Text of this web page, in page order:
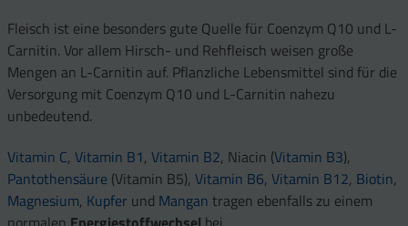
Fleisch ist eine besonders gute Quelle für Coenzym Q10 und L-
Carnitin. Vor allem Hirsch- und Rehfleisch weisen große
Mengen an L-Carnitin auf. Pflanzliche Lebensmittel sind für die
Versorgung mit Coenzym Q10 und L-Carnitin nahezu
unbedeutend.
Vitamin C, Vitamin B1, Vitamin B2, Niacin (Vitamin B3),
Pantothensäure (Vitamin B5), Vitamin B6, Vitamin B12, Biotin,
Magnesium, Kupfer und Mangan tragen ebenfalls zu einem